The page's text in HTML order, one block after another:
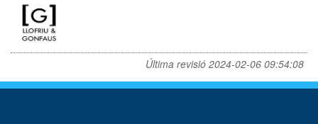
Última revisió 2024-02-06 09:54:08